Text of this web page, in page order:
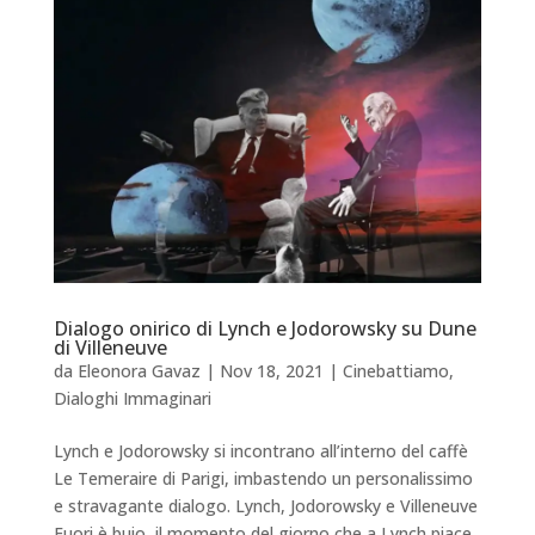
Dialogo onirico di Lynch e Jodorowsky su Dune
di Villeneuve
da Eleonora Gavaz | Nov 18, 2021 | Cinebattiamo,
Dialoghi Immaginari
Lynch e Jodorowsky si incontrano all’interno del caffè
Le Temeraire di Parigi, imbastendo un personalissimo
e stravagante dialogo. Lynch, Jodorowsky e Villeneuve